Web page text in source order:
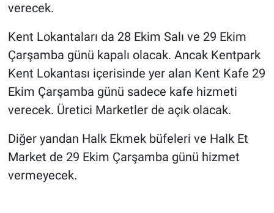
verecek.
Kent Lokantaları da 28 Ekim Salı ve 29 Ekim
Çarşamba günü kapalı olacak. Ancak Kentpark
Kent Lokantası içerisinde yer alan Kent Kafe 29
Ekim Çarşamba günü sadece kafe hizmeti
verecek. Üretici Marketler de açık olacak.
Diğer yandan Halk Ekmek büfeleri ve Halk Et
Market de 29 Ekim Çarşamba günü hizmet
vermeyecek.